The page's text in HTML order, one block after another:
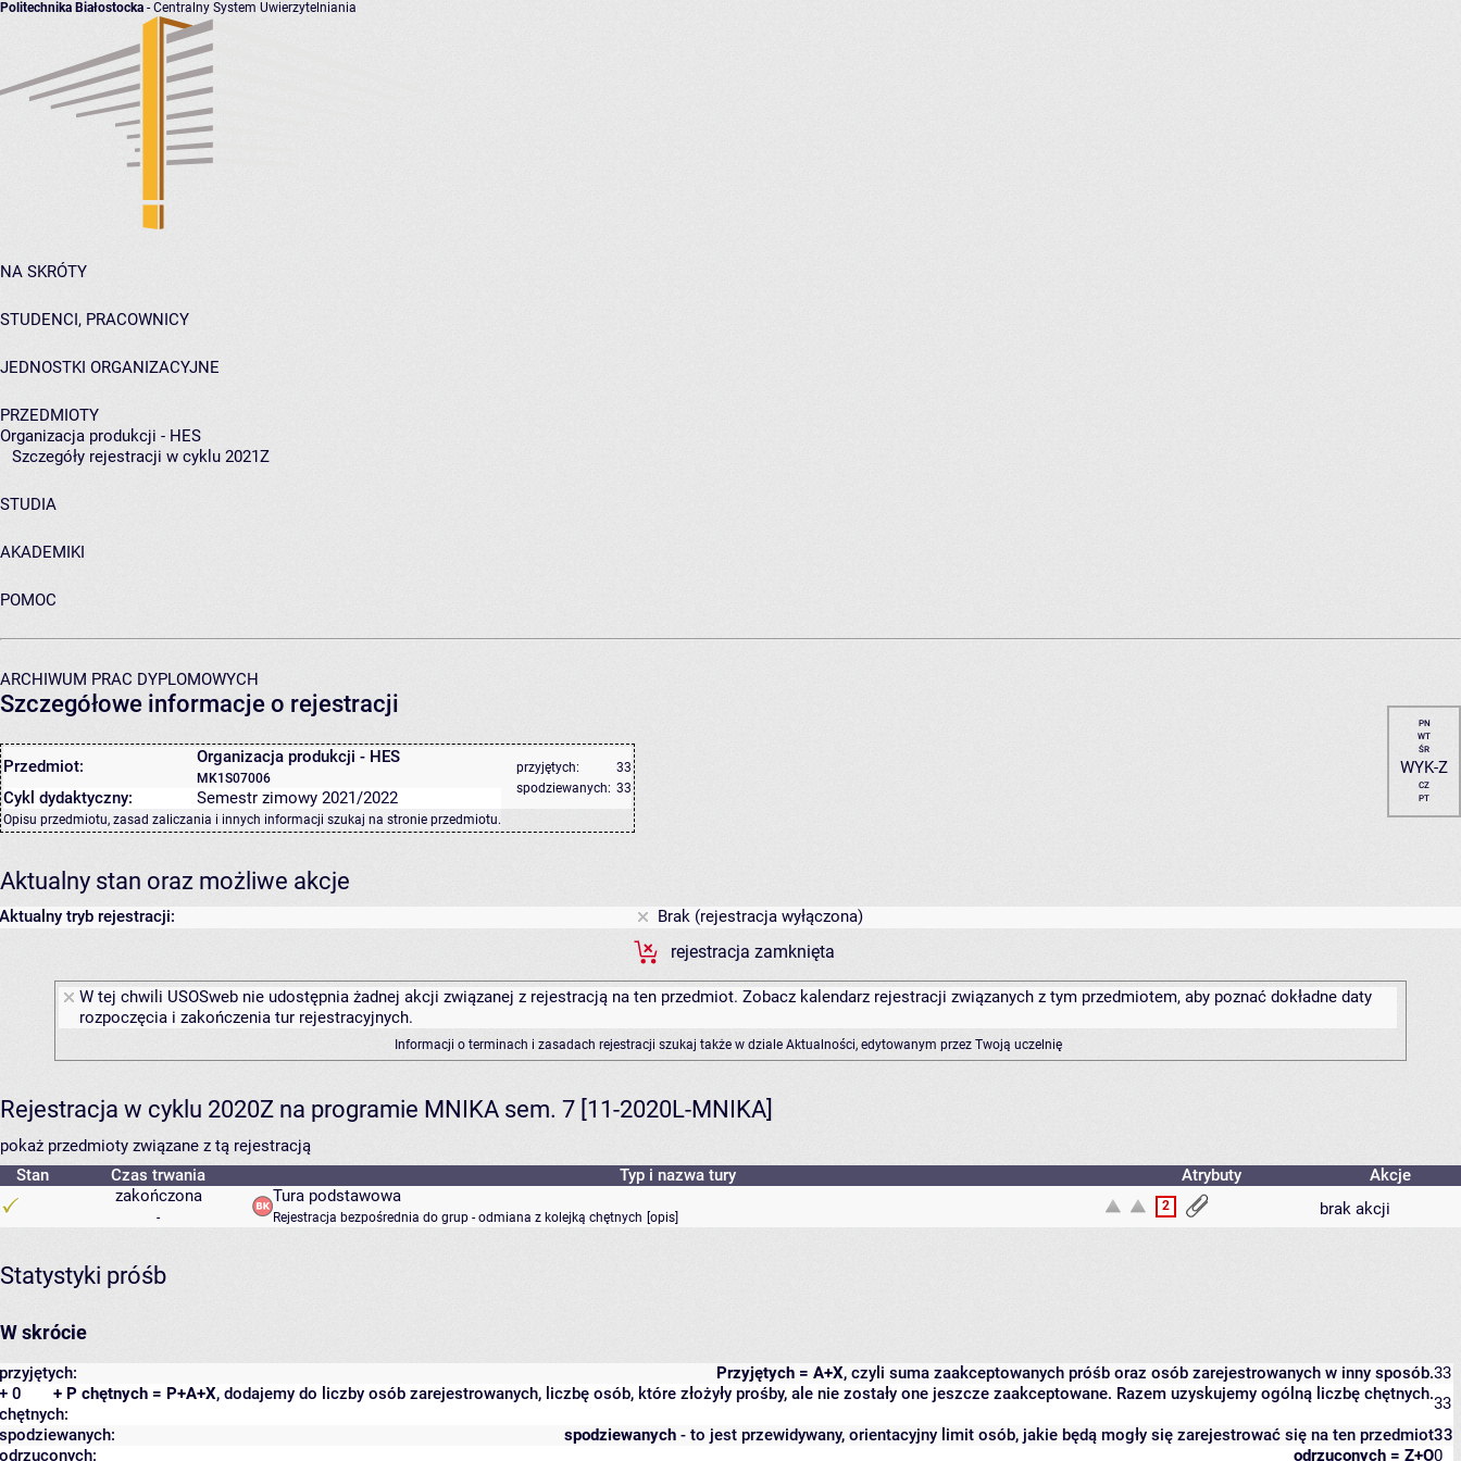
Politechnika Białostocka - Centralny System Uwierzytelniania
NA SKRÓTY
STUDENCI, PRACOWNICY
JEDNOSTKI ORGANIZACYJNE
PRZEDMIOTY
Organizacja produkcji - HES
Szczegóły rejestracji w cyklu 2021Z
STUDIA
AKADEMIKI
POMOC
ARCHIWUM PRAC DYPLOMOWYCH
Szczegółowe informacje o rejestracji
Przedmiot: Organizacja produkcji - HES
MK1S07006
przyjętych:
33
spodziewanych: 33
Cykl dydaktyczny: Semestr zimowy 2021/2022
Opisu przedmiotu, zasad zaliczania i innych informacji szukaj na stronie przedmiotu.
PN
WT
ŚR
WYK-Z
CZ
PT
Aktualny stan oraz możliwe akcje
Aktualny tryb rejestracji:
Brak (rejestracja wyłączona)
rejestracja zamknięta
W tej chwili USOSweb nie udostępnia żadnej akcji związanej z rejestracją na ten przedmiot. Zobacz kalendarz rejestracji związanych z tym przedmiotem, aby poznać dokładne daty
rozpoczęcia i zakończenia tur rejestracyjnych.
Informacji o terminach i zasadach rejestracji szukaj także w dziale Aktualności, edytowanym przez Twoją uczelnię
Rejestracja w cyklu 2020Z na programie MNIKA sem. 7 [11-2020L-MNIKA]
pokaż przedmioty związane z tą rejestracją
Stan
Czas trwania Typ i nazwa tury Atrybuty
Akcje
zakończona
-
Tura podstawowa
Rejestracja bezpośrednia do grup - odmiana z kolejką chętnych [opis]
2 brak akcji
Statystyki próśb
W skrócie
Przyjętych = A+X, czyli suma zaakceptowanych próśb oraz osób zarejestrowanych w inny sposób.
przyjętych:
33
+ P chętnych = P+A+X, dodajemy do liczby osób zarejestrowanych, liczbę osób, które złożyły prośby, ale nie zostały one jeszcze zaakceptowane. Razem uzyskujemy ogólną liczbę chętnych.
+ 0
chętnych:
33
spodziewanych - to jest przewidywany, orientacyjny limit osób, jakie będą mogły się zarejestrować się na ten przedmiot
spodziewanych:
33
odrzuconych = Z+O
odrzuconych: 0